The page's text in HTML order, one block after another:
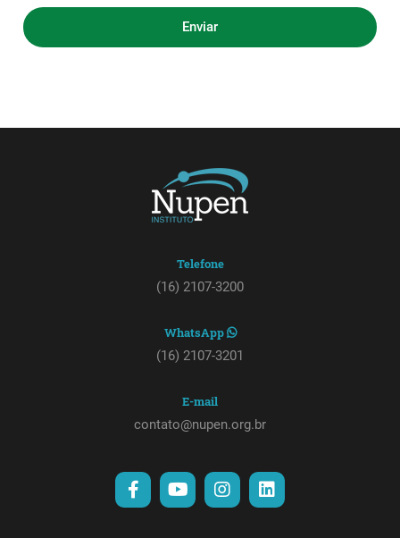
Telefone
(16) 2107-3200
WhatsApp
(16) 2107-3201
E-mail
contato@nupen.org.br